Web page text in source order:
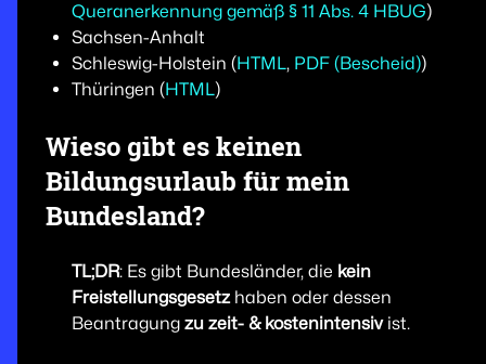
Queranerkennung gemäß § 11 Abs. 4 HBUG)
Sachsen-Anhalt
Schleswig-Holstein (HTML, PDF (Bescheid))
Thüringen (HTML)
Wieso gibt es keinen
Bildungsurlaub für mein
Bundesland?
TL;DR: Es gibt Bundesländer, die kein
Freistellungsgesetzhaben oder dessen
Beantragung zu zeit- & kostenintensivist.